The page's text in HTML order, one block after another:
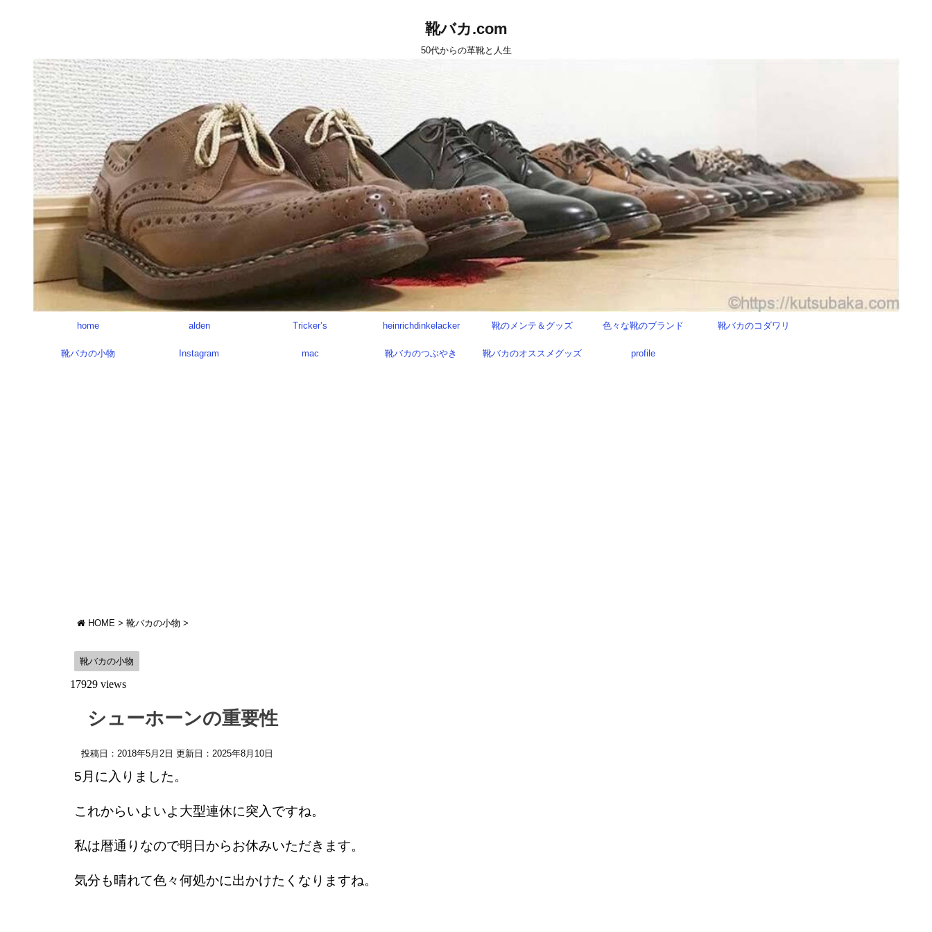
靴バカ.com
50代からの革靴と人生
home alden Tricker’s heinrichdinkelacker 靴のメンテ＆グッズ 色々な靴のブランド 靴バカのコダワリ
靴バカの小物 Instagram mac 靴バカのつぶやき 靴バカのオススメグッズ profile
HOME > 靴バカの小物 >
靴バカの小物
17929 views
シューホーンの重要性
投稿日：2018年5月2日 更新日： 2025年8月10日
5月に入りました。
これからいよいよ大型連休に突入ですね。
私は暦通りなので明日からお休みいただきます。
気分も晴れて色々何処かに出かけたくなりますね。